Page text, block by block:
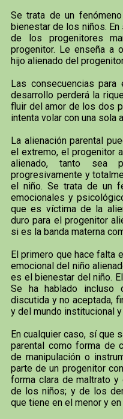
Se trata de un
bienestar de los niños.
de los progenitores
progenitor. Le enseña a
hijo alienado del
Las consecuencias
desarrollo perderá la
fluir del amor de los dos
intenta volar con una sola
La alienación parental
el extremo, el progenitor
alienado, tanto sea
progresivamente y
el niño. Se trata de un
emocionales y
que es víctima de la
duro para el progenitor
si es la banda materna
El primero que hace falta
emocional del niño
es el bienestar del niño.
Se ha hablado incluso
discutida y no aceptada,
y del mundo institucional
En cualquier caso, sí que
parental como forma de
de manipulación o
parte de un progenitor
forma clara de maltrato
de los niños; y de los
que tiene en el menor y